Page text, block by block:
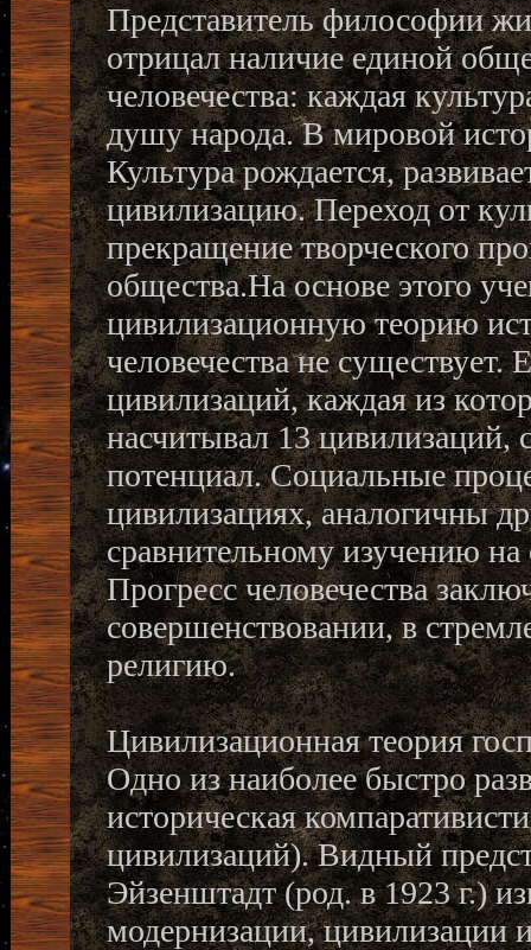
Представитель философии
отрицал наличие единой
человечества: каждая
душу народа. В мировой
Культура рождается,
цивилизацию. Переход от
прекращение творческого
общества.На основе этого
цивилизационную теорию
человечества не
цивилизаций, каждая из
насчитывал 13
потенциал. Социальные
цивилизациях, аналогичны
сравнительному изучению
Прогресс человечества
совершенствовании, в
религию.
Цивилизационная теория
Одно из наиболее быстро
историческая
цивилизаций). Видный
Эйзенштадт (род. в 1923 г.)
модернизации, цивилизации